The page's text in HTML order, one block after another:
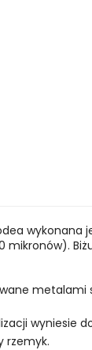
wykonana
metalami
wyniesie
rzemyk.